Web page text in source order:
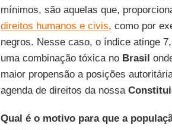
mínimos, são aquelas que,
direitos humanos e civis, como por
negros. Nesse caso, o índice atinge
uma combinação tóxica no Brasil
maior propensão a posições
agenda de direitos da nossa
Qual é o motivo para que a